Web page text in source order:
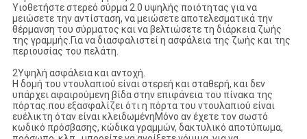
Υιοθετήστε στερεό σύρμα 2.0 υψηλής ποιότητας για να
μειώσετε την αντίσταση, να μειώσετε αποτελεσματικά την
θέρμανση του σύρματος και να βελτιώσετε τη διάρκεια ζωής
της γραμμής.Για να διασφαλιστεί η ασφάλεια της ζωής και της
περιουσίας του πελάτη.
2Υψηλή ασφάλεια και αντοχή.
Η δομή του ντουλαπιού είναι στερεή και σταθερή, και δεν
υπάρχει αφαιρούμενη βίδα στην επιφάνεια του πίνακα της
πόρτας.που εξασφαλίζει ότι η πόρτα του ντουλαπιού είναι
ευέλικτη όταν είναι κλειδωμένηΜόνο αν έχετε τον σωστό
κωδικό πρόσβασης, κώδικα γραμμών, δακτυλικό αποτύπωμα,